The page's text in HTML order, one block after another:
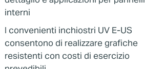
interni
I convenienti inchiostri UV E-US
consentono di realizzare grafiche
resistenti con costi di esercizio